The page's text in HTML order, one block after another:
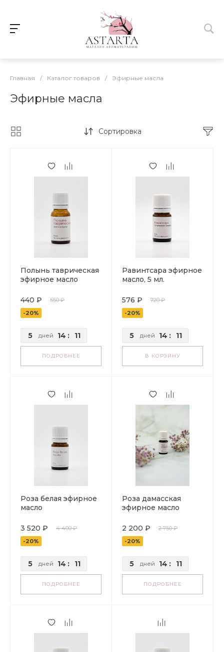
Главная / Каталог товаров / Эфирные масла
Эфирные масла
Сортировка
Полынь таврическая
эфирное масло
440 ₽
550 ₽
-20%
5 дней 14 : 11
ПОДРОБНЕЕ
Равинтсара эфирное
масло, 5 мл.
576 ₽
720 ₽
-20%
5 дней 14 : 11
В КОРЗИНУ
Роза белая эфирное
масло
3 520 ₽
4 400 ₽
-20%
5 дней 14 : 11
ПОДРОБНЕЕ
Роза дамасская
эфирное масло
2 200 ₽
2 750 ₽
-20%
5 дней 14 : 11
ПОДРОБНЕЕ